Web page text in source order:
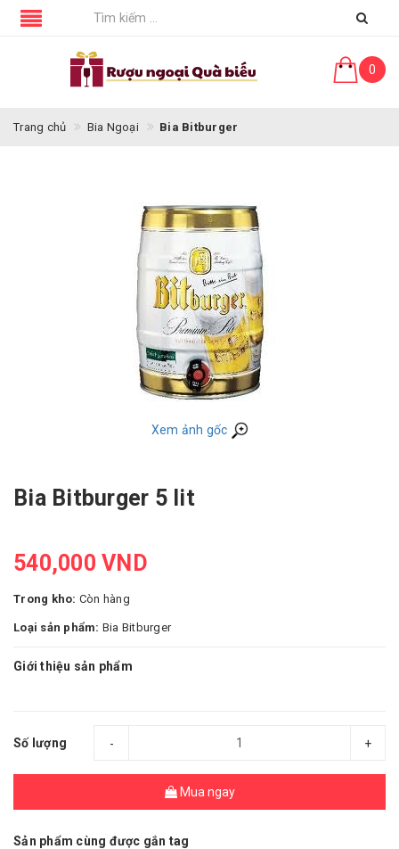
0
Trang chủ Bia Ngoại Bia Bitburger
Xem ảnh gốc
Bia Bitburger 5 lit
540,000 VND
Trong kho: Còn hàng
Loại sản phẩm: Bia Bitburger
Giới thiệu sản phẩm
Số lượng - +
Mua ngay
Sản phẩm cùng được gắn tag